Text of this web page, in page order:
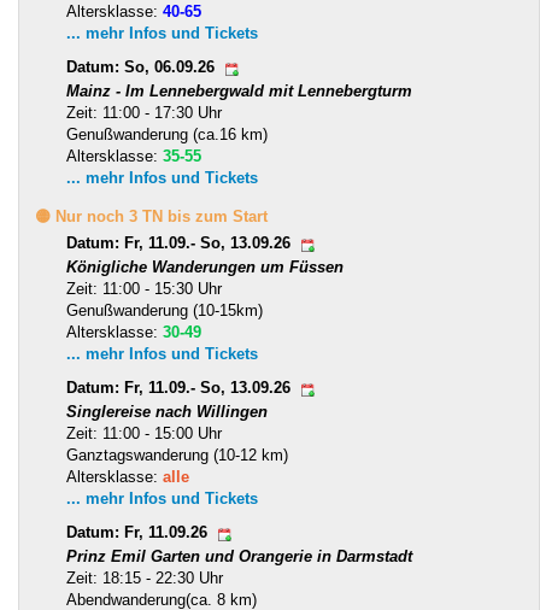
Altersklasse: 40-65
... mehr Infos und Tickets
Datum: So, 06.09.26
Mainz - Im Lennebergwald mit Lennebergturm
Zeit: 11:00 - 17:30 Uhr
Genußwanderung (ca.16 km)
Altersklasse: 35-55
... mehr Infos und Tickets
🟡 Nur noch 3 TN bis zum Start
Datum: Fr, 11.09.- So, 13.09.26
Königliche Wanderungen um Füssen
Zeit: 11:00 - 15:30 Uhr
Genußwanderung (10-15km)
Altersklasse: 30-49
... mehr Infos und Tickets
Datum: Fr, 11.09.- So, 13.09.26
Singlereise nach Willingen
Zeit: 11:00 - 15:00 Uhr
Ganztagswanderung (10-12 km)
Altersklasse: alle
... mehr Infos und Tickets
Datum: Fr, 11.09.26
Prinz Emil Garten und Orangerie in Darmstadt
Zeit: 18:15 - 22:30 Uhr
Abendwanderung(ca. 8 km)